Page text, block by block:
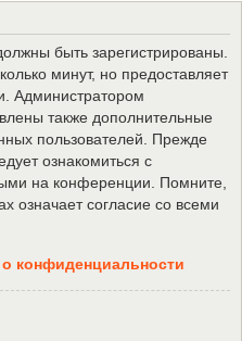
быть зарегистрированы.
минут, но предоставляет
Администратором
также дополнительные
пользователей. Прежде
ознакомиться с
на конференции. Помните,
означает согласие со всеми
конфиденциальности